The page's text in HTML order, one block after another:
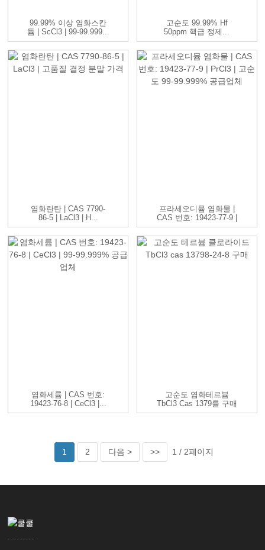
99.99% 이상 염화스칸
듐 | ScCl3 | 99-99.999...
고순도 99.99% Hf
50ppm 핵급 정제...
염화란탄 | CAS 7790-
86-5 | LaCl3 | H...
프라세오디뮴 염화물 |
CAS 번호: 19423-77-9 |
P...
염화세륨 | CAS 번호:
19423-76-8 | CeCl3 |...
고순도 염화테르븀
TbCl3 Cas 1379를 구매
하세요...
1 2 다음 > >> 1 / 2페이지